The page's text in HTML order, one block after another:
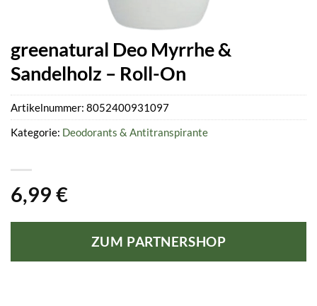
greenatural Deo Myrrhe &
Sandelholz – Roll-On
6,99 €
ZUM PARTNERSHOP
Artikelnummer: 8052400931097
Kategorie: Deodorants & Antitranspirante